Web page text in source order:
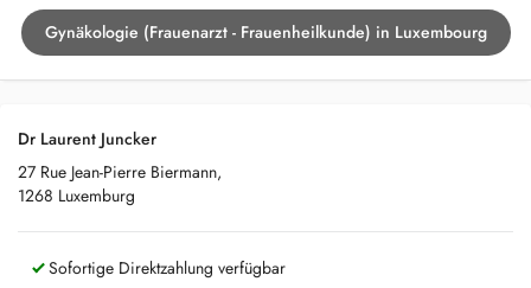
Gynäkologie (Frauenarzt - Frauenheilkunde) in Luxembourg
Dr Laurent Juncker
27 Rue Jean-Pierre Biermann,
1268 Luxemburg
Sofortige Direktzahlung verfügbar